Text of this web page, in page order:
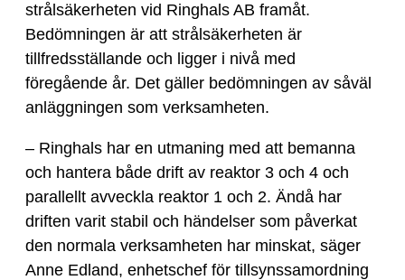
strålsäkerheten vid Ringhals AB framåt.
Bedömningen är att strålsäkerheten är
tillfredsställande och ligger i nivå med
föregående år. Det gäller bedömningen av såväl
anläggningen som verksamheten.
– Ringhals har en utmaning med att bemanna
och hantera både drift av reaktor 3 och 4 och
parallellt avveckla reaktor 1 och 2. Ändå har
driften varit stabil och händelser som påverkat
den normala verksamheten har minskat, säger
Anne Edland, enhetschef för tillsynssamordning